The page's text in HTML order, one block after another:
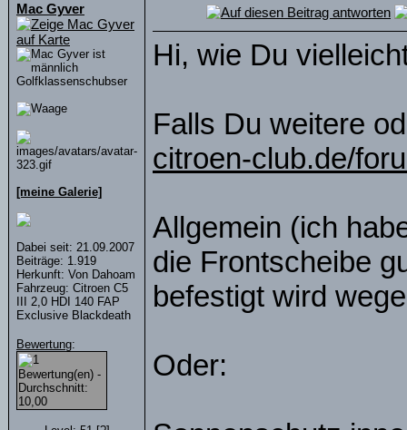
Mac Gyver
Golfklassenschubser
[meine Galerie]
Dabei seit: 21.09.2007
Beiträge: 1.919
Herkunft: Von Dahoam
Fahrzeug: Citroen C5
III 2,0 HDI 140 FAP
Exclusive Blackdeath
Bewertung:
Hi, wie Du
Falls Du weitere
citroen-club.de/
Allgemein (ich
die Frontscheibe
befestigt wird
Oder: